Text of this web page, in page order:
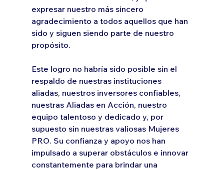
expresar nuestro más sincero
agradecimiento a todos aquellos que han
sido y siguen siendo parte de nuestro
propósito.
Este logro no habría sido posible sin el
respaldo de nuestras instituciones
aliadas, nuestros inversores confiables,
nuestras Aliadas en Acción, nuestro
equipo talentoso y dedicado y, por
supuesto sin nuestras valiosas Mujeres
PRO. Su confianza y apoyo nos han
impulsado a superar obstáculos e innovar
constantemente para brindar una